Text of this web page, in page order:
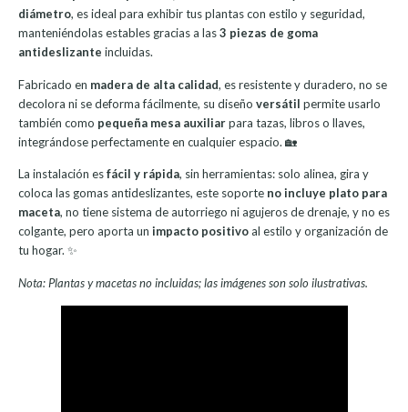
diámetro, es ideal para exhibir tus plantas con estilo y seguridad,
manteniéndolas estables gracias a las3 piezas de goma
antideslizante incluidas.
Fabricado en madera de alta calidad, es resistente y duradero, no se
decolora ni se deforma fácilmente, su diseño versátil permite usarlo
también como pequeña mesa auxiliarpara tazas, libros o llaves,
integrándose perfectamente en cualquier espacio. 🏡
La instalación esfácil y rápida, sin herramientas: solo alinea, gira y
coloca las gomas antideslizantes, este soporte no incluye plato para
maceta, no tiene sistema de autorriego ni agujeros de drenaje, y no es
colgante, pero aporta un impacto positivoal estilo y organización de
tu hogar. ✨
Nota: Plantas y macetas no incluidas; las imágenes son solo ilustrativas.